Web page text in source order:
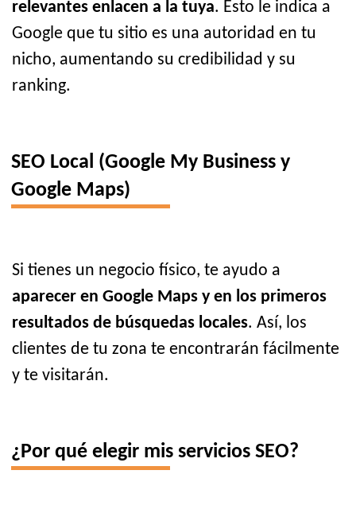
relevantes enlacen a la tuya. Esto le indica a
Google que tu sitio es una autoridad en tu
nicho, aumentando su credibilidad y su
ranking.
SEO Local (Google My Business y
Google Maps)
Si tienes un negocio físico, te ayudo a
aparecer en Google Maps y en los primeros
resultados de búsquedas locales. Así, los
clientes de tu zona te encontrarán fácilmente
y te visitarán.
¿Por qué elegir mis servicios SEO?